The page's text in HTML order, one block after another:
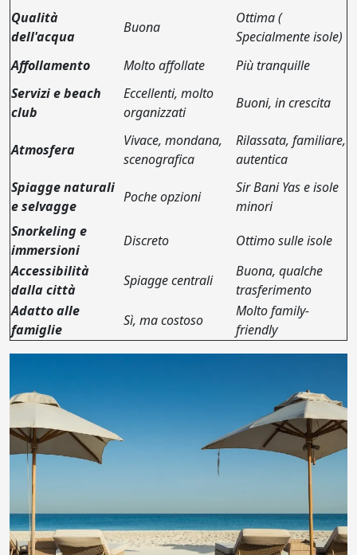
Qualità
dell'acqua
Buona
Ottima (
Specialmente isole)
Affollamento
Molto affollate
Più tranquille
Servizi e beach
club
Eccellenti, molto
organizzati
Buoni, in crescita
Atmosfera
Vivace, mondana,
scenografica
Rilassata, familiare,
autentica
Spiagge naturali
e selvagge
Poche opzioni
Sir Bani Yas e isole
minori
Snorkeling e
immersioni
Discreto
Ottimo sulle isole
Accessibilità
dalla città
Spiagge centrali
Buona, qualche
trasferimento
Adatto alle
famiglie
Sì, ma costoso
Molto family-
friendly